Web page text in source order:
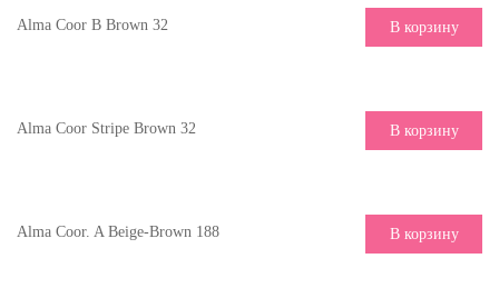
Alma Coor B Brown 32 В корзину
Alma Coor Stripe Brown 32 В корзину
Alma Coor. A Beige-Brown 188 В корзину